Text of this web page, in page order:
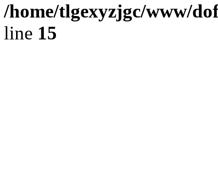
/home/tlgexyzjgc/www/
line 15